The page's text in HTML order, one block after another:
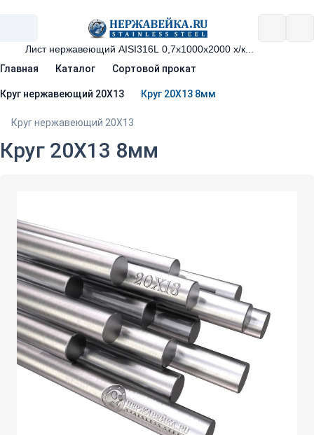
Главная Каталог Сортовой прокат
Круг нержавеющий 20Х13 Круг 20Х13 8мм
Круг нержавеющий 20Х13
Круг 20Х13 8мм